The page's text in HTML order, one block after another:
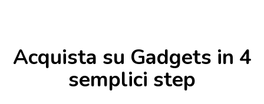
Acquista su Gadgets in 4
semplici step